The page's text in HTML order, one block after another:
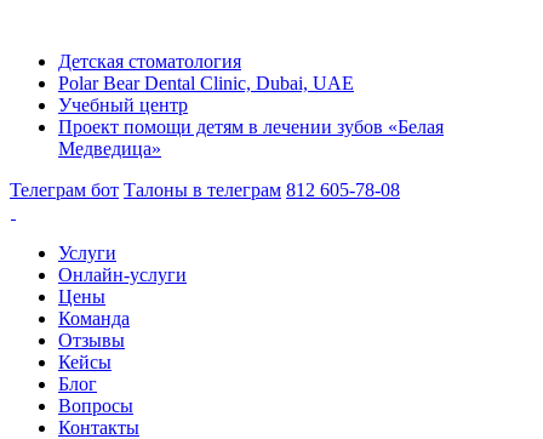
Детская стоматология
Polar Bear Dental Clinic, Dubai, UAE
Учебный центр
Проект помощи детям в лечении зубов «Белая
Медведица»
Телеграм бот Талоны в телеграм 812 605-78-08
Услуги
Онлайн-услуги
Цены
Команда
Отзывы
Кейсы
Блог
Вопросы
Контакты